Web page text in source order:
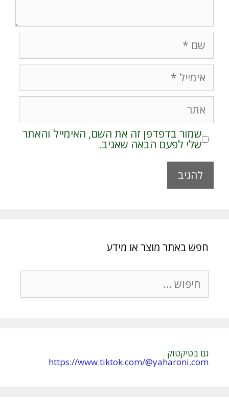
שם
אימייל
אתר
שמור בדפדפן זה את השם, האימייל והאתר
שלי לפעם הבאה שאגיב.
nחפש באתר מוצר או מידע
חיפוש:
גם בטיקטוק
https://www.tiktok.com/@yaharoni.com